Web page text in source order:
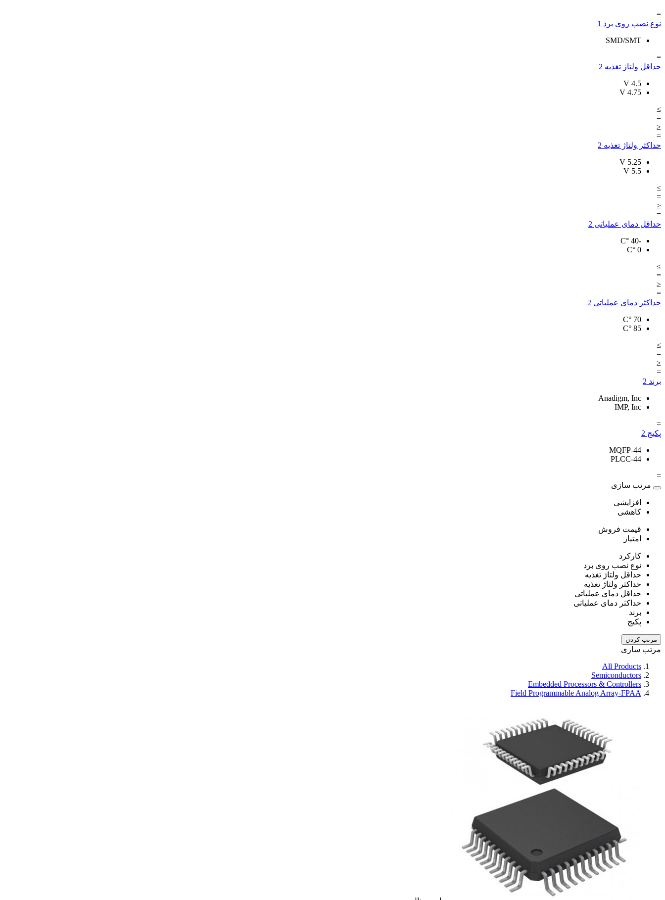
=
نوع نصب روی برد 1
SMD/SMT
=
حداقل ولتاژ تغذیه 2
4.5
V
4.75
V
≥
=
≤
=
حداکثر ولتاژ تغذیه 2
5.25
V
5.5
V
≥
=
≤
=
حداقل دمای عملیاتی 2
-40
°C
0
°C
≥
=
≤
=
حداکثر دمای عملیاتی 2
70
°C
85
°C
≥
=
≤
=
برند 2
Anadigm, Inc
IMP, Inc
=
پکیج 2
MQFP-44
PLCC-44
=
مرتب سازی
افزایشی
کاهشی
قیمت فروش
امتیاز
کارکرد
نوع نصب روی برد
حداقل ولتاژ تغذیه
حداکثر ولتاژ تغذیه
حداقل دمای عملیاتی
حداکثر دمای عملیاتی
برند
پکیج
مرتب کردن
مرتب سازی
All Products
Semiconductors
Embedded Processors & Controllers
Field Programmable Analog Array-FPAA